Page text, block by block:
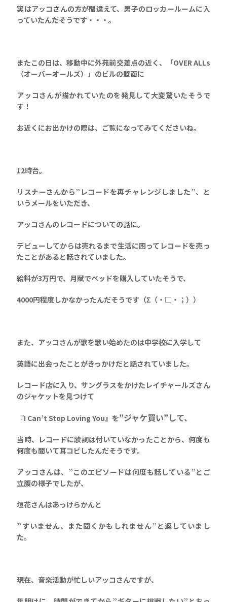
実はアッコさんの方が間違えて、男子のロッカールームに入
っていたんだそうです・・・。
またこの日は、移動中に外苑前交差点の近く、「OVER ALLs
（オーバーオールズ）」のビルの壁面に
アッコさんが描かれていたのを発見して大変驚いたそうで
す！
お近くにお出かけの際は、ご覧になってみてくださいね。
12時台。
リスナーさんから”レコードを再チャレンジしました”、と
いうメールをいただき、
アッコさんのレコードについての話に。
デビューしてからは売れるまで生活に困ってレコードを売っ
たことがあると話されていました。
給料が3万円で、月賦でベッドを購入していたそうで、
4000円程度しかなかったんだそうです（Σ（・□・；））
また、アッコさんが歌を歌い始めたのは中学校に入学して
英語に出会ったことがきっかけだと話されていました。
レコード店に入り、サングラスをかけたレイチャールズさん
のジャケットを見つけて
『I Can’t Stop Loving You』を”ジャケ買い”して、
当時、レコードに歌詞は付いていなかったことから、何度も
何度も聞いて耳コピしたんだそうです。
アッコさんは、”このエピソードは何度も話している”とご
立腹の様子でしたが、
垣花さんはあっけらかんと
”すいません、また聞くかもしれません”と返していまし
た。
現在、音楽活動が忙しいアッコさんですが、